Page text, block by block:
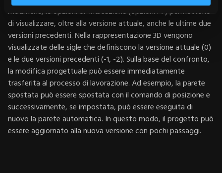
modifiche, le opzioni di indicazione (opzioni F7) permettono
di visualizzare, oltre alla versione attuale, anche le ultime due
versioni precedenti. Nella rappresentazione 3D vengono
visualizzate delle sigle che definiscono la versione attuale (0)
e le due versioni precedenti (-1, -2). Sulla base del confronto,
la modifica progettuale può essere immediatamente
trasferita al processo di lavorazione. Ad esempio, la parete
spostata può essere spostata con il comando di posizione e
successivamente, se impostata, può essere eseguita di
nuovo la parete automatica. In questo modo, il progetto può
essere aggiornato alla nuova versione con pochi passaggi.